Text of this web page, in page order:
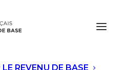
REVENU DE BASE